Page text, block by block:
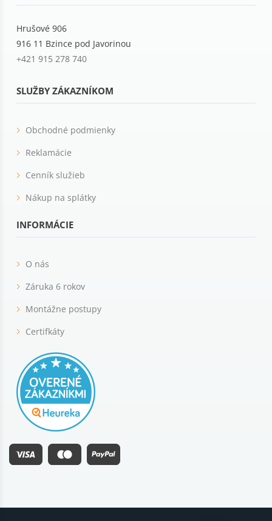
Hrušové 906
916 11 Bzince pod Javorinou
+421 915 278 740
SLUŽBY ZÁKAZNÍKOM
Obchodné podmienky
Reklamácie
Cenník služieb
Nákup na splátky
INFORMÁCIE
O nás
Záruka 6 rokov
Montážne postupy
Certifkáty